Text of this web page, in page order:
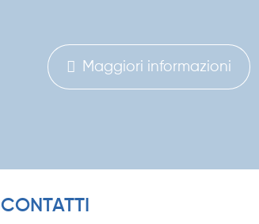
Maggiori informazioni
CONTATTI